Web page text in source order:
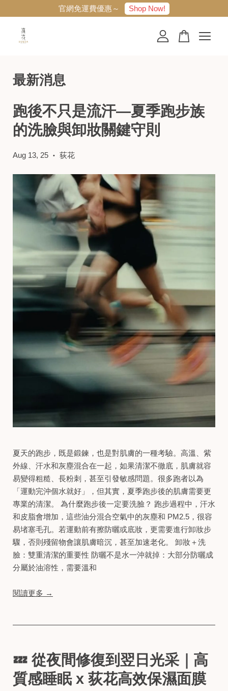
官網免運費優惠～ Shop Now!
最新消息
跑後不只是流汗—夏季跑步族
的洗臉與卸妝關鍵守則
Aug 13, 25 • 荻花
夏天的跑步，既是鍛鍊，也是對肌膚的一種考驗。高溫、紫
外線、汗水和灰塵混合在一起，如果清潔不徹底，肌膚就容
易變得粗糙、長粉刺，甚至引發敏感問題。很多跑者以為
「運動完沖個水就好」，但其實，夏季跑步後的肌膚需要更
專業的清潔。 為什麼跑步後一定要洗臉？ 跑步過程中，汗水
和皮脂會增加，這些油分混合空氣中的灰塵和 PM2.5，很容
易堵塞毛孔。若運動前有擦防曬或底妝，更需要進行卸妝步
驟，否則殘留物會讓肌膚暗沉，甚至加速老化。 卸妝＋洗
臉：雙重清潔的重要性 防曬不是水一沖就掉：大部分防曬成
分屬於油溶性，需要溫和
閱讀更多 →
💤 從夜間修復到翌日光采｜高
質感睡眠 x 荻花高效保濕面膜